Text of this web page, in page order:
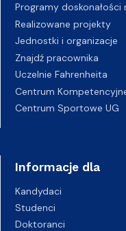
Programy doskonałości
Realizowane projekty
Jednostki i organizacje
Znajdź pracownika
Uczelnie Fahrenheita
Centrum
Centrum Sportowe UG
Informacje dla
Kandydaci
Studenci
Doktoranci